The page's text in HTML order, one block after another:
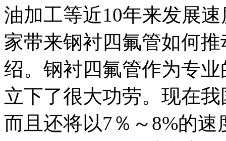
油加工等近10年来发展
家带来钢衬四氟管如何
绍。钢衬四氟管作为专
立下了很大功劳。现在
而且还将以7％～8%的